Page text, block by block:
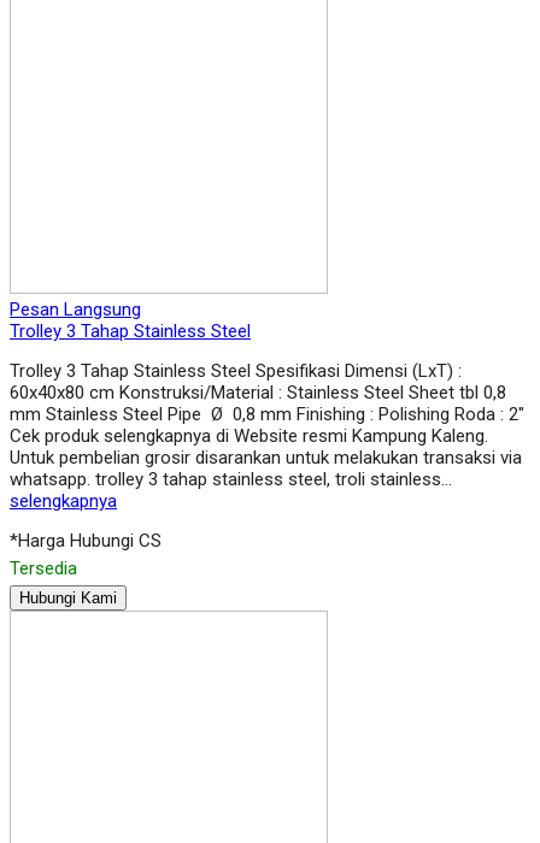
Pesan Langsung
Trolley 3 Tahap Stainless Steel
Trolley 3 Tahap Stainless Steel Spesifikasi Dimensi (LxT) :
60x40x80 cm Konstruksi/Material : Stainless Steel Sheet tbl 0,8
mm Stainless Steel Pipe Ø 0,8 mm Finishing : Polishing Roda : 2″
Cek produk selengkapnya di Website resmi Kampung Kaleng.
Untuk pembelian grosir disarankan untuk melakukan transaksi via
whatsapp. trolley 3 tahap stainless steel, troli stainless…
selengkapnya
*Harga Hubungi CS
Tersedia
Hubungi Kami